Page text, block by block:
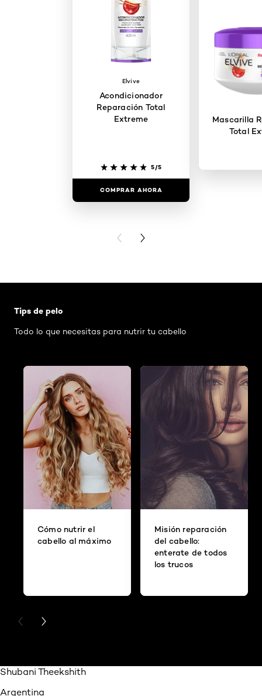
Elvive
Acondicionador
Reparación Total
Extreme
5/5
COMPRAR AHORA
Mascarilla
Total
PREVIOUS CARD
NEXT CARD
Tips de pelo
Todo lo que necesitas para nutrir tu cabello
Cómo nutrir el
cabello al máximo
Misión reparación
del cabello:
enterate de todos
los trucos
PREVIOUS CARD
NEXT CARD
Shubani Theekshith
Argentina